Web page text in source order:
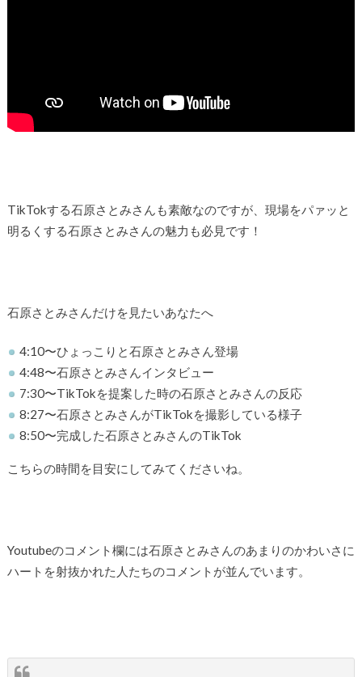
TikTokする石原さとみさんも素敵なのですが、現場をパァッと
明るくする石原さとみさんの魅力も必見です！
石原さとみさんだけを見たいあなたへ
4:10〜ひょっこりと石原さとみさん登場
4:48〜石原さとみさんインタビュー
7:30〜TikTokを提案した時の石原さとみさんの反応
8:27〜石原さとみさんがTikTokを撮影している様子
8:50〜完成した石原さとみさんのTikTok
こちらの時間を目安にしてみてくださいね。
Youtubeのコメント欄には石原さとみさんのあまりのかわいさに
ハートを射抜かれた人たちのコメントが並んでいます。